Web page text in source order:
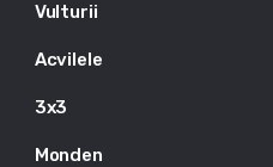
Vulturii
Acvilele
3x3
Monden